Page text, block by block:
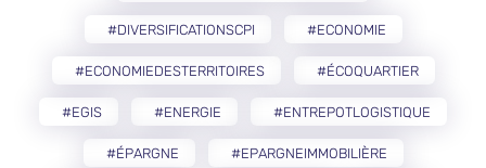
#DIVERSIFICATIONSCPI #ECONOMIE
#ECONOMIEDESTERRITOIRES #ÉCOQUARTIER
#EGIS #ENERGIE #ENTREPOTLOGISTIQUE
#ÉPARGNE #EPARGNEIMMOBILIÈRE